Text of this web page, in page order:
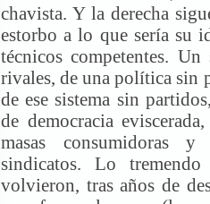
chavista. Y la derecha
estorbo a lo que sería su
técnicos competentes.
rivales, de una política sin
de ese sistema sin
de democracia
masas consumidoras y
sindicatos. Lo
volvieron, tras años de